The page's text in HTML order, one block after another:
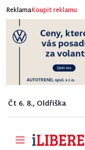
ReklamaKoupit reklamu
Čt 6. 8., Oldřiška